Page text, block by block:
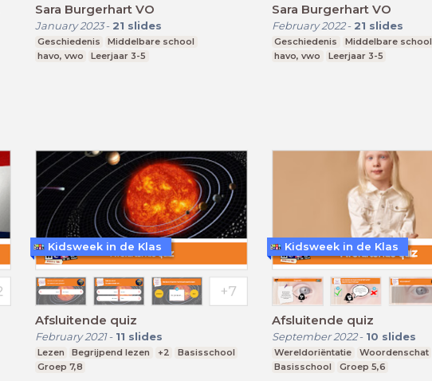
Sara Burgerhart VO
January 2023- 21 slides
Geschiedenis
Middelbare school
havo, vwo
Leerjaar 3-5
Sara Burgerhart VO
February 2022- 21 slides
Geschiedenis
Middelbare school
havo, vwo
Leerjaar 3-5
Afsluitende quiz
February 2021- 11 slides
Lezen Begrijpend lezen +2
Basisschool
Groep 7,8
Kidsweek in de Klas
Afsluitende quiz
September 2022- 10 slides
Wereldoriëntatie Woordenschat
Basisschool
Groep 5,6
Kidsweek in de Klas